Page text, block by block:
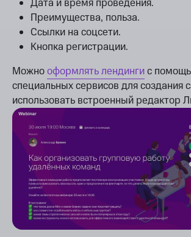
Дата и время проведения.
Преимущества, польза.
Ссылки на соцсети.
Кнопка регистрации.
Можнооформлять лендингис
специальных сервисов для создания
использовать встроенный редактор